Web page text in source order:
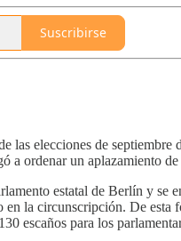
Suscribirse
las elecciones de
a ordenar un aplazamiento
estatal de Berlín y
la circunscripción. De esta
escaños para los